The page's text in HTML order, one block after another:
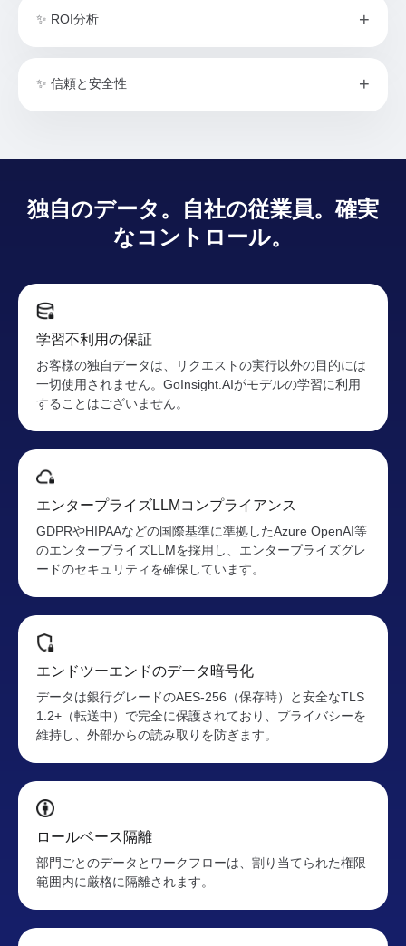
✨ ROI分析
成長分析
モデル別コスト内訳
キャパシティと予算計画
✨ 信頼と安全性
きめ細かい権限管理
一元化された公開範囲の管理
独自のデータ。自社の従業員。確実
なコントロール。
学習不利用の保証
お客様の独自データは、リクエストの実行以外の目的には
一切使用されません。GoInsight.AIがモデルの学習に利用
することはございません。
エンタープライズLLMコンプライアンス
GDPRやHIPAAなどの国際基準に準拠したAzure OpenAI等
のエンタープライズLLMを採用し、エンタープライズグレ
ードのセキュリティを確保しています。
エンドツーエンドのデータ暗号化
データは銀行グレードのAES-256（保存時）と安全なTLS
1.2+（転送中）で完全に保護されており、プライバシーを
維持し、外部からの読み取りを防ぎます。
ロールベース隔離
部門ごとのデータとワークフローは、割り当てられた権限
範囲内に厳格に隔離されます。